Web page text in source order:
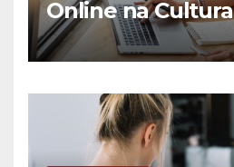
Online na